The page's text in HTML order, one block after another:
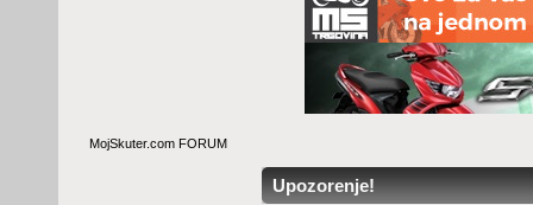
MojSkuter.com FORUM
Upozorenje!